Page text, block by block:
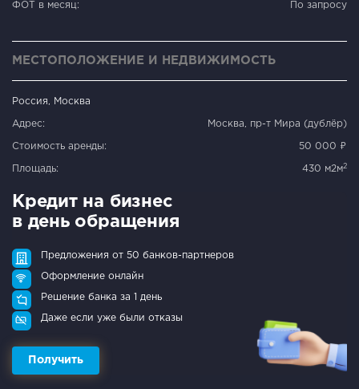
ФОТ в месяц: По запросу
МЕСТОПОЛОЖЕНИЕ И НЕДВИЖИМОСТЬ
Россия, Москва
Адрес: Москва, пр-т Мира (дублёр)
Стоимость аренды: 50 000 ₽
Площадь: 430 м2м2
Кредит на бизнес
в день обращения
Предложения от 50 банков-партнеров
Оформление онлайн
Решение банка за 1 день
Даже если уже были отказы
Получить